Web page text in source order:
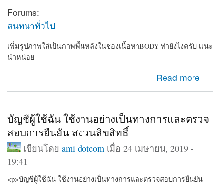
Forums:
สนทนาทั่วไป
เพื่มรูปภาพใส่เป็นภาพพื้นหลังในช่องเนื้อหาBODY ทำยังไงครับ เเนะ
นำหน่อย
Read more
about เพื่มรูปภาพใส่เป็นภาพพื้นหลังในช่องเนื้อหาBODY
ทำยังไงครับ เเนะนำหน่อย
บัญชีผู้ใช้ฉัน ใช้งานอย่างเป็นทางการและตรวจ
สอบการยืนยัน สงวนลิขสิทธิ์
เขียนโดย ami dotcom เมื่อ 24 เมษายน, 2019 -
19:41
<p>บัญชีผู้ใช้ฉัน ใช้งานอย่างเป็นทางการและตรวจสอบการยืนยัน